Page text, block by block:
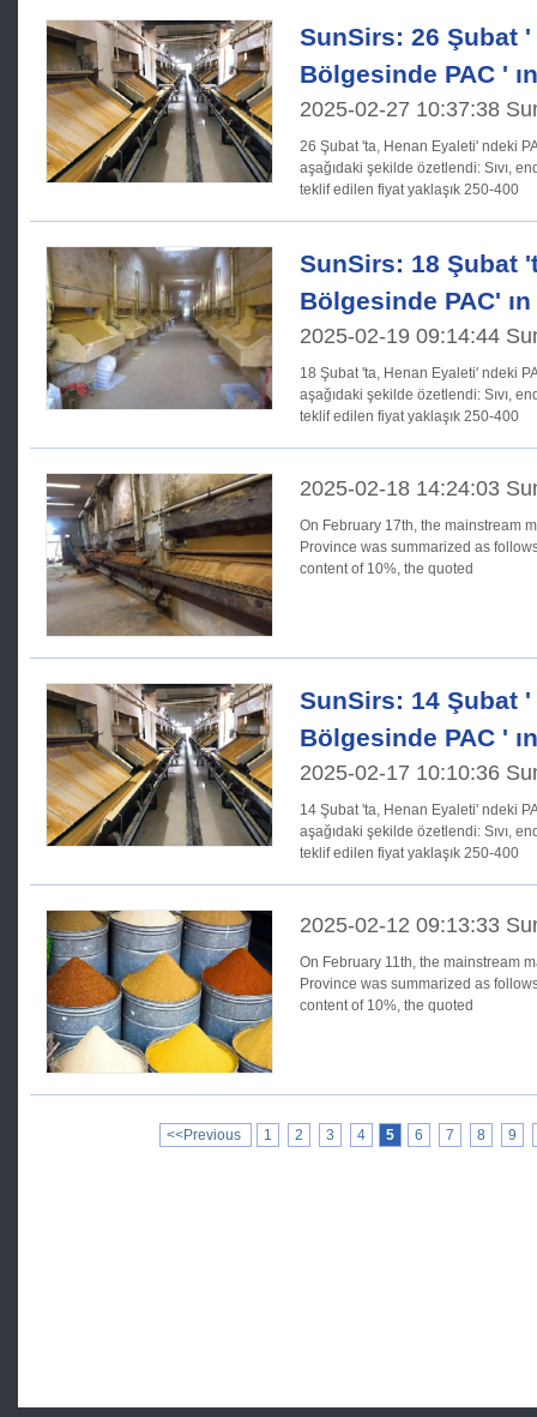
SunSirs: 26 Şubat '
Bölgesinde PAC '
2025-02-27 10:37:38
26 Şubat 'ta, Henan Eyaleti' ndeki
aşağıdaki şekilde özetlendi: Sıvı, endüstriyel sınıf:% 10 içeriği ile,
teklif edilen fiyat yaklaşık 250-400
SunSirs: 18 Şubat
Bölgesinde PAC'
2025-02-19 09:14:44
18 Şubat 'ta, Henan Eyaleti' ndeki
aşağıdaki şekilde özetlendi: Sıvı, endüstriyel sınıf:% 10 içeriği ile,
teklif edilen fiyat yaklaşık 250-400
2025-02-18 14:24:03
On February 17th, the mainstream
Province was summarized as follows: Liquid, industrial grade:
content of 10%, the quoted
SunSirs: 14 Şubat '
Bölgesinde PAC '
2025-02-17 10:10:36
14 Şubat 'ta, Henan Eyaleti' ndeki
aşağıdaki şekilde özetlendi: Sıvı, endüstriyel sınıf:% 10 içeriği ile,
teklif edilen fiyat yaklaşık 250-400
2025-02-12 09:13:33
On February 11th, the mainstream
Province was summarized as follows: Liquid, industrial grade:
content of 10%, the quoted
<<Previous 1 2 3 4 5 6 7 8 9